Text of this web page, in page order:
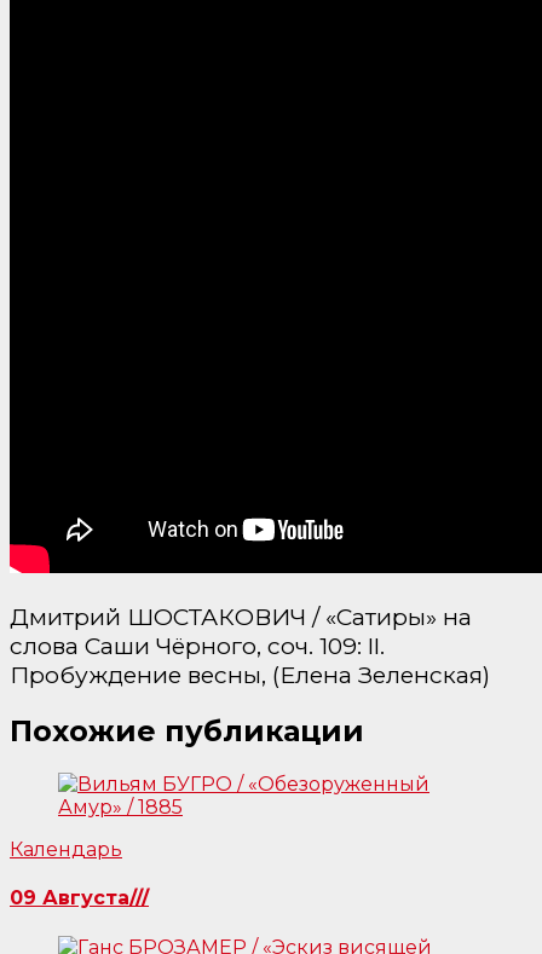
Дмитрий ШОСТАКОВИЧ / «Сатиры» на
слова Саши Чёрного, соч. 109: II.
Пробуждение весны, (Елена Зеленская)
Похожие публикации
Календарь
09 Августа///